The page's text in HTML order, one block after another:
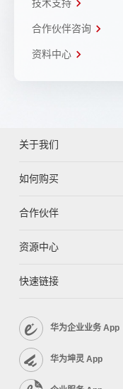
技术支持
合作伙伴咨询
资料中心
关于我们
如何购买
合作伙伴
资源中心
快速链接
华为企业业务 App
华为坤灵 App